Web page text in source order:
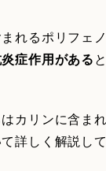
れるポリフェ
症作用がある
カリンに含ま
詳しく解説し